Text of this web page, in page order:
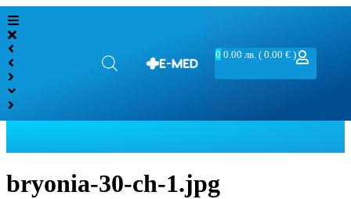
0 0.00лв. ( 0.00 € )
bryonia-30-ch-1.jpg